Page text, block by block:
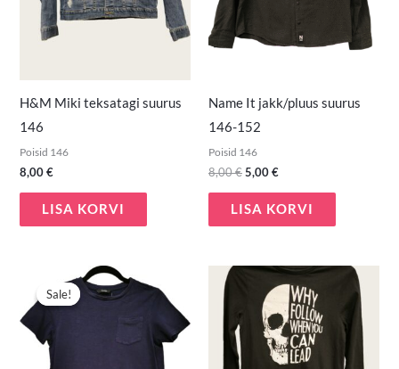
H&M Miki teksatagi suurus
146
Poisid 146
8,00€
LISA KORVI
Name It jakk/pluus suurus
146-152
Poisid 146
8,00€5,00€
LISA KORVI
Sale!
Sale!
Algne
hind
oli:
Praegune
hind
on: